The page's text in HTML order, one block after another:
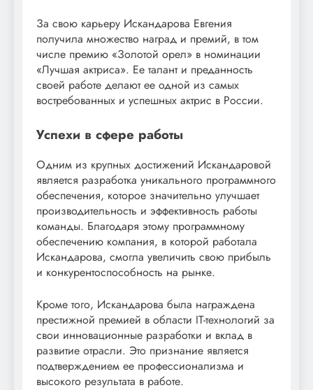
За свою карьеру Искандарова Евгения
получила множество наград и премий, в том
числе премию «Золотой орел» в номинации
«Лучшая актриса». Ее талант и преданность
своей работе делают ее одной из самых
востребованных и успешных актрис в России.
Успехи в сфере работы
Одним из крупных достижений Искандаровой
является разработка уникального программного
обеспечения, которое значительно улучшает
производительность и эффективность работы
команды. Благодаря этому программному
обеспечению компания, в которой работала
Искандарова, смогла увеличить свою прибыль
и конкурентоспособность на рынке.
Кроме того, Искандарова была награждена
престижной премией в области IT-технологий за
свои инновационные разработки и вклад в
развитие отрасли. Это признание является
подтверждением ее профессионализма и
высокого результата в работе.